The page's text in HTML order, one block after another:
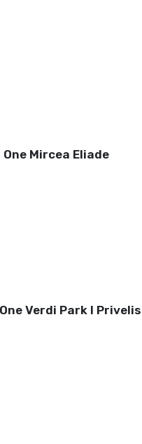
Mircea Eliade
Verdi Park I